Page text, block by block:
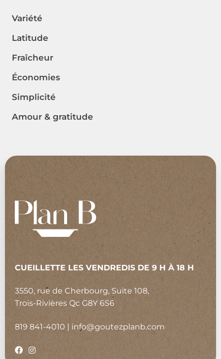
Variété
Latitude
Fraîcheur
Économies
Simplicité
Amour & gratitude
CUEILLETTE LES VENDREDIS DE 9 H À 18 H
3550, rue de Cherbourg, Suite 108,
Trois-Rivières Qc G8Y 6S6
819 841-4010 | info@goutezplanb.com